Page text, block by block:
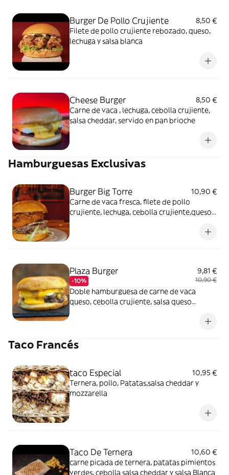
Burger De Pollo Crujiente
8,50 €
Filete de pollo crujiente rebozado, queso,
lechuga y salsa blanca
Cheese Burger
8,50 €
Carne de vaca , lechuga, cebolla crujiente,
salsa cheddar, servido en pan brioche
Hamburguesas Exclusivas
Burger Big Torre
10,90 €
Carne de vaca fresca, filete de pollo
crujiente, lechuga, cebolla crujiente,queso y
Plaza Burger
-10%
9,81 €
10,90 €
Doble hamburguesa de carne de vaca
queso, cebolla crujiente, salsa queso
Taco Francés
taco Especial
10,95 €
Ternera, pollo, Patatas,salsa cheddar y
mozzarella
Taco De Ternera
10,60 €
carne picada de ternera, patatas pimientos
verdes, cebolla salsa cheddar y salsa Blanca